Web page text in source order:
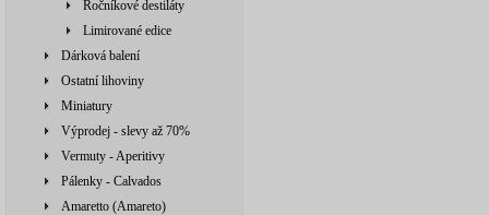
Ročníkové destiláty
Limirované edice
Dárková balení
Ostatní lihoviny
Miniatury
Výprodej - slevy až 70%
Vermuty - Aperitivy
Pálenky - Calvados
Amaretto (Amareto)